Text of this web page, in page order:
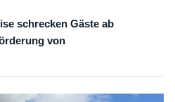
schrecken Gäste ab
von